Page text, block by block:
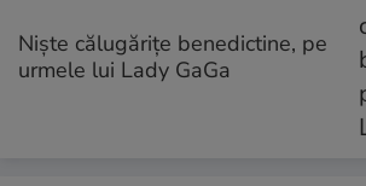
Nişte călugăriţe benedictine, pe
urmele lui Lady GaGa